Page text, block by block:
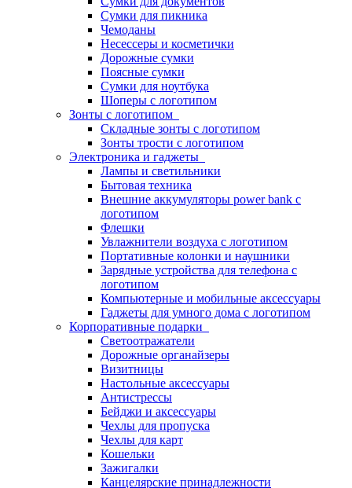
Сумки для пикника
Чемоданы
Несессеры и косметички
Дорожные сумки
Поясные сумки
Сумки для ноутбука
Шоперы с логотипом
Зонты с логотипом
Складные зонты с логотипом
Зонты трости с логотипом
Электроника и гаджеты
Лампы и светильники
Бытовая техника
Внешние аккумуляторы power bank с
логотипом
Флешки
Увлажнители воздуха с логотипом
Портативные колонки и наушники
Зарядные устройства для телефона с
логотипом
Компьютерные и мобильные аксессуары
Гаджеты для умного дома с логотипом
Корпоративные подарки
Светоотражатели
Дорожные органайзеры
Визитницы
Настольные аксессуары
Антистрессы
Бейджи и аксессуары
Чехлы для пропуска
Чехлы для карт
Кошельки
Зажигалки
Канцелярские принадлежности